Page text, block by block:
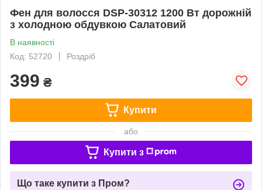
Фен для волосся DSP-30312 1200 Вт дорожній
з холодною обдувкою Салатовий
В наявності
Код: 52720
Роздріб
399 ₴
Купити
або
Купити з
Що таке купити з Пром?